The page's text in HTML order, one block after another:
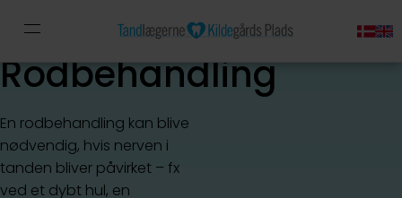
Rodbehandling
En rodbehandling kan blive
nødvendig, hvis nerven i
tanden bliver påvirket – fx
ved et dybt hul, en